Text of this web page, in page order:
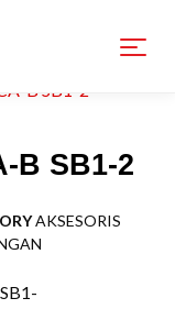
B SB1-2
B SB1-2
AKSESORIS